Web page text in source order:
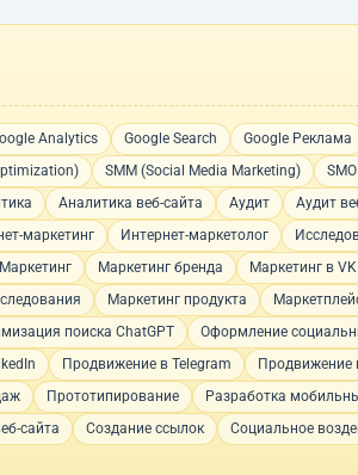
Analytics Google Search Google Реклама
SMM (Social Media Marketing)
Аналитика веб-сайта Аудит Аудит
маркетинг Интернет-маркетолог
Маркетинг Маркетинг бренда Маркетинг в VK
Маркетинг продукта
поиска ChatGPT Оформление
Продвижение в Telegram Продвижение
Прототипирование Разработка
сайта Создание ссылок Социальное